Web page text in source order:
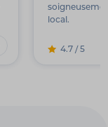
local.
4.7 / 5